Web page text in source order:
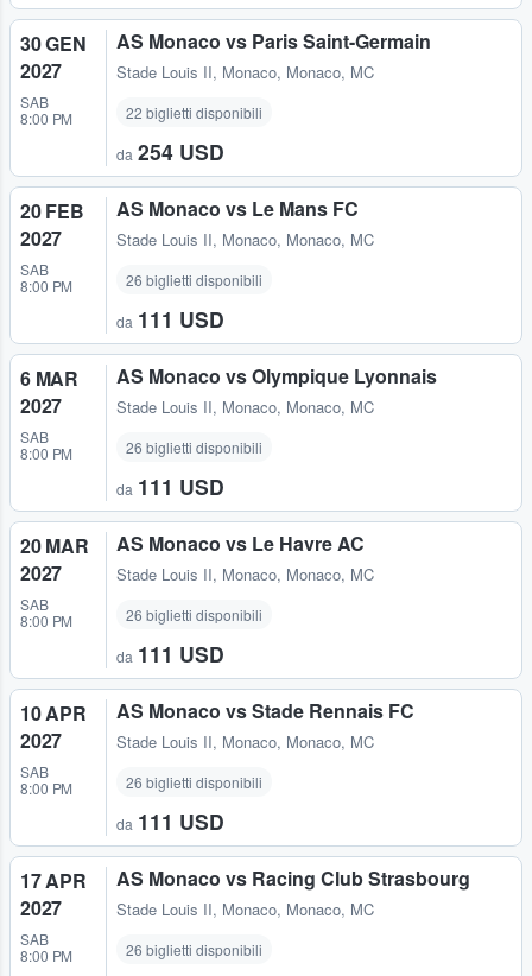
30 GEN
2027
SAB
8:00 PM
AS Monaco vs Paris Saint-Germain
Stade Louis II, Monaco, Monaco, MC
22 biglietti disponibili
da 254 USD
20 FEB
2027
SAB
8:00 PM
AS Monaco vs Le Mans FC
Stade Louis II, Monaco, Monaco, MC
26 biglietti disponibili
da 111 USD
6 MAR
2027
SAB
8:00 PM
AS Monaco vs Olympique Lyonnais
Stade Louis II, Monaco, Monaco, MC
26 biglietti disponibili
da 111 USD
20 MAR
2027
SAB
8:00 PM
AS Monaco vs Le Havre AC
Stade Louis II, Monaco, Monaco, MC
26 biglietti disponibili
da 111 USD
10 APR
2027
SAB
8:00 PM
AS Monaco vs Stade Rennais FC
Stade Louis II, Monaco, Monaco, MC
26 biglietti disponibili
da 111 USD
17 APR
2027
SAB
8:00 PM
AS Monaco vs Racing Club Strasbourg
Stade Louis II, Monaco, Monaco, MC
26 biglietti disponibili